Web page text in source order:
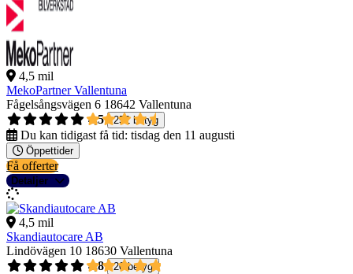
4,5 mil
MekoPartner Vallentuna
Fågelsångsvägen 6 18642 Vallentuna
4,5
252 betyg
Du kan tidigast få tid: tisdag den 11 augusti
Öppettider
Få offerter
Detaljer
4,5 mil
Skandiautocare AB
Lindövägen 10 18630 Vallentuna
4,8
20 betyg